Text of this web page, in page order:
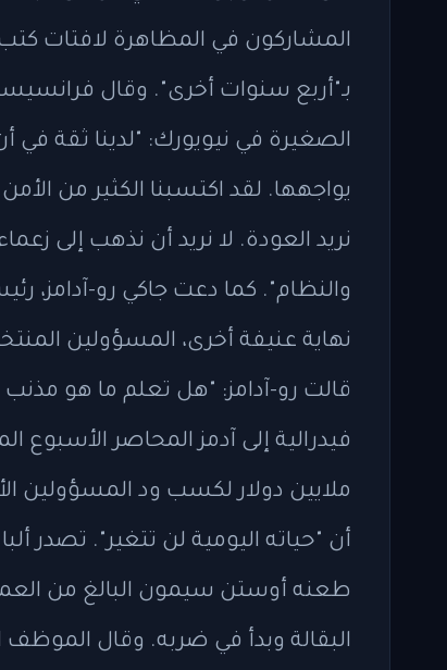
المشاركون في المظاهرة لافتات
بـ"أربع سنوات أخرى". وقال
الصغيرة في نيويورك: "لدينا ثقة في
يواجهها. لقد اكتسبنا الكثير من
نريد العودة. لا نريد أن نذهب إلى
والنظام". كما دعت جاكي رو-
نهاية عنيفة أخرى، المسؤولين
قالت رو-آدامز: "هل تعلم ما هو مذنب
ملايين دولار لكسب ود المسؤولين
أن "حياته اليومية لن تتغير". تصدر
البقالة وبدأ في ضربه. وقال